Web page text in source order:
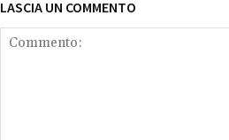
LASCIA UN COMMENTO